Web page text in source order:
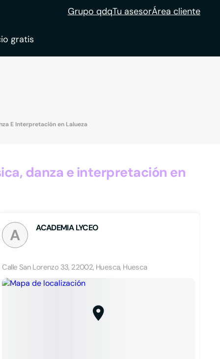
Grupo qdqTu asesorÁrea cliente
gratis
E Interpretación en Lalueza
danza e interpretación en
A ACADEMIA LYCEO
Calle San Lorenzo 33, 22002, Huesca, Huesca